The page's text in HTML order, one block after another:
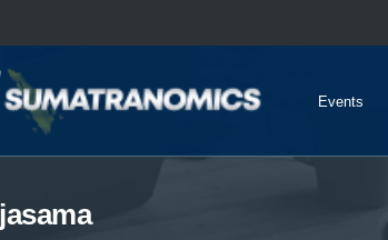
Events